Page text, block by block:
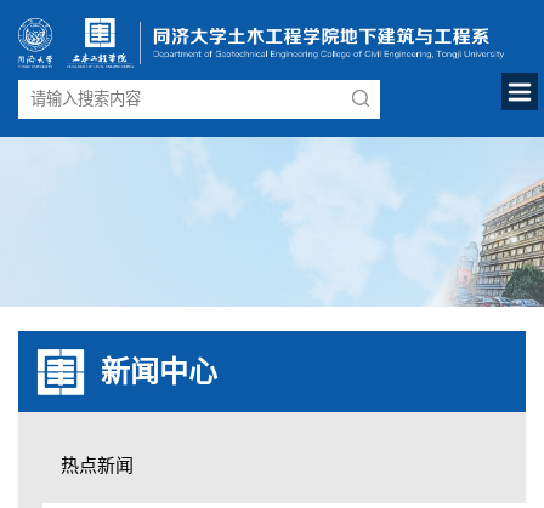
新闻中心
热点新闻